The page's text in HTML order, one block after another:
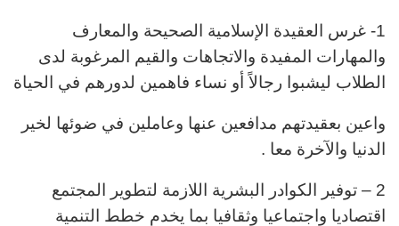
1- غرس العقيدة الإسلامية الصحيحة والمعارف
والمهارات المفيدة والاتجاهات والقيم المرغوبة لدى
الطلاب ليشبوا رجالاًأو نساء فاهمين لدورهم في الحياة
واعين بعقيدتهم مدافعين عنها وعاملين في ضوئها لخير
الدنيا والآخرة معا .
2 – توفير الكوادر البشرية اللازمة لتطوير المجتمع
اقتصاديا واجتماعيا وثقافيا بما يخدم خطط التنمية